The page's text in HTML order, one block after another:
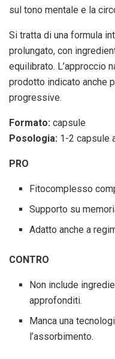
sul tono mentale e la
Si tratta di una formula
prolungato, con
equilibrato. L’approccio
prodotto indicato anche
progressive.
Formato: capsule
Posologia: 1-2 capsule
PRO
Fitocomplesso
Supporto su
Adatto anche a
CONTRO
Non include
approfonditi.
Manca una
l’assorbimento.